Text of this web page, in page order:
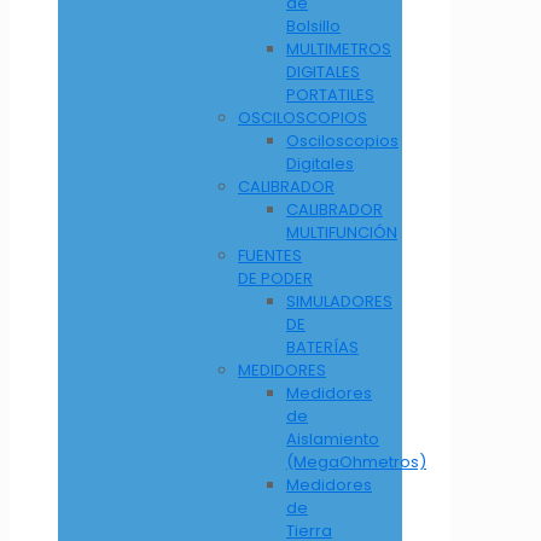
Bolsillo
MULTIMETROS
DIGITALES
PORTATILES
OSCILOSCOPIOS
Osciloscopios
Digitales
CALIBRADOR
CALIBRADOR
MULTIFUNCIÓN
FUENTES
DE PODER
SIMULADORES
DE
BATERÍAS
MEDIDORES
Medidores
de
Aislamiento
(MegaOhmetros)
Medidores
de
Tierra